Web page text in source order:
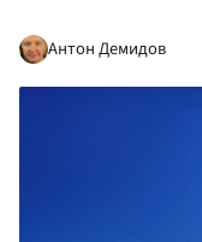
Антон Демидов